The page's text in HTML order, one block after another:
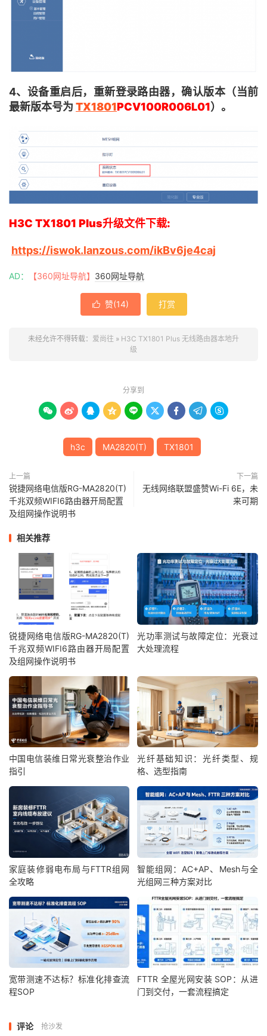
4、设备重启后，重新登录路由器，确认版本（当前
最新版本号为 TX1801PCV100R006L01）。
H3C TX1801 Plus升级文件下载:
https://iswok.lanzous.com/ikBv6je4caj
AD： 【360网址导航】 360网址导航
 赞(14) 打赏
未经允许不得转载： 爱尚往 » H3C TX1801 Plus 无线路由器本地升
级
分享到
        
h3c MA2820(T) TX1801
上一篇
锐捷网络电信版RG-MA2820(T)
千兆双频WIFI6路由器开局配置
及组网操作说明书
下一篇
无线网络联盟盛赞Wi-Fi 6E，未
来可期
相关推荐
锐捷网络电信版RG-MA2820(T)
千兆双频WIFI6路由器开局配置
及组网操作说明书
光功率测试与故障定位：光衰过
大处理流程
中国电信装维日常光衰整治作业
指引
光纤基础知识：光纤类型、规
格、选型指南
家庭装修弱电布局与FTTR组网
全攻略
智能组网：AC+AP、Mesh与全
光组网三种方案对比
宽带测速不达标？标准化排查流
程SOP
FTTR 全屋光网安装 SOP：从进
门到交付，一套流程搞定
评论 抢沙发